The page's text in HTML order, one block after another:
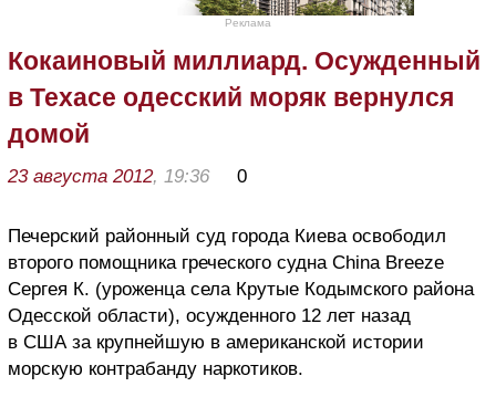
Реклама
Кокаиновый миллиард. Осужденный
в Техасе одесский моряк вернулся
домой
23 августа 2012, 19:36 0
Печерский районный суд города Киева освободил
второго помощника греческого судна Сhіnа Вrееzе
Сергея К. (уроженца села Крутые Кодымского района
Одесской области), осужденного 12 лет назад
в США за крупнейшую в американской истории
морскую контрабанду наркотиков.